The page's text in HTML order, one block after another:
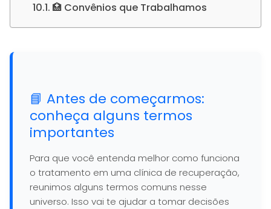
🏥 Convênios que Trabalhamos
📘 Antes de começarmos:
conheça alguns termos
importantes
Para que você entenda melhor como funciona
o tratamento em uma clínica de recuperação,
reunimos alguns termos comuns nesse
universo. Isso vai te ajudar a tomar decisões